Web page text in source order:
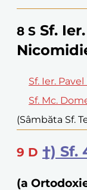
8 S Sf.
Sf. Ier.
Sf. Mc.
(Sâmbăta Sf.
9 D †) Sf.
(a